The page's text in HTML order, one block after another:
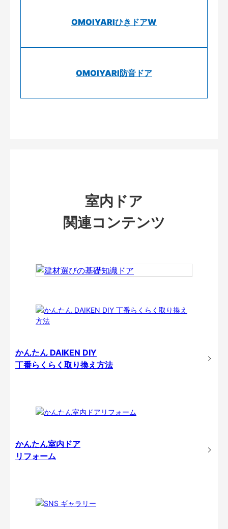
OMOIYARIひきドアW
OMOIYARI防音ドア
室内ドア
関連コンテンツ
かんたん DAIKEN DIY
丁番らくらく取り換え方法
かんたん室内ドア
リフォーム